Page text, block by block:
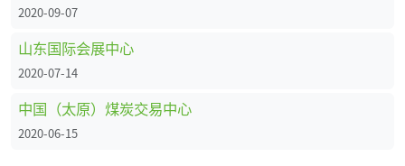
2020-09-07
山东国际会展中心
2020-07-14
中国（太原）煤炭交易中心
2020-06-15